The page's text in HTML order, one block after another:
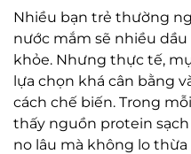
Nhiều bạn trẻ thường
nước mắm sẽ nhiều
khỏe. Nhưng thực tế,
lựa chọn khá cân bằng
cách chế biến. Trong
thấy nguồn protein
no lâu mà không lo